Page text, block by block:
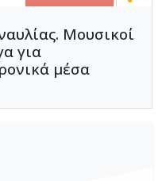
Μουσικοί
για
μέσα